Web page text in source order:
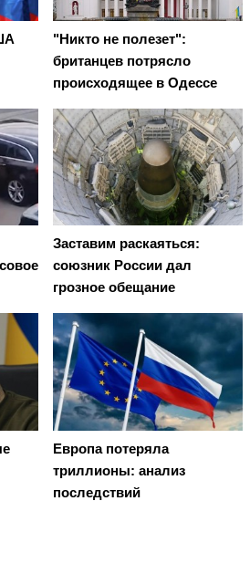
"Никто не полезет":
британцев потрясло
происходящее в Одессе
Заставим раскаяться:
союзник России дал
грозное обещание
Европа потеряла
триллионы: анализ
последствий